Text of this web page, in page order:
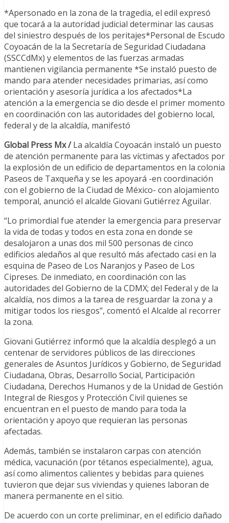
*Apersonado en la zona de la tragedia, el edil expresó
que tocará a la autoridad judicial determinar las causas
del siniestro después de los peritajes*Personal de Escudo
Coyoacán de la la Secretaría de Seguridad Ciudadana
(SSCCdMx) y elementos de las fuerzas armadas
mantienen vigilancia permanente *Se instaló puesto de
mando para atender necesidades primarias, así como
orientación y asesoría jurídica a los afectados*La
atención a la emergencia se dio desde el primer momento
en coordinación con las autoridades del gobierno local,
federal y de la alcaldía, manifestó
Global Press Mx /La alcaldía Coyoacán instaló un puesto
de atención permanente para las víctimas y afectados por
la explosión de un edificio de departamentos en la colonia
Paseos de Taxqueña y se les apoyará -en coordinación
con el gobierno de la Ciudad de México- con alojamiento
temporal, anunció el alcalde Giovani Gutiérrez Aguilar.
“Lo primordial fue atender la emergencia para preservar
la vida de todas y todos en esta zona en donde se
desalojaron a unas dos mil 500 personas de cinco
edificios aledaños al que resultó más afectado casi en la
esquina de Paseo de Los Naranjos y Paseo de Los
Cipreses. De inmediato, en coordinación con las
autoridades del Gobierno de la CDMX; del Federal y de la
alcaldía, nos dimos a la tarea de resguardar la zona y a
mitigar todos los riesgos”, comentó el Alcalde al recorrer
la zona.
Giovani Gutiérrez informó que la alcaldía desplegó a un
centenar de servidores públicos de las direcciones
generales de Asuntos Jurídicos y Gobierno, de Seguridad
Ciudadana, Obras, Desarrollo Social, Participación
Ciudadana, Derechos Humanos y de la Unidad de Gestión
Integral de Riesgos y Protección Civil quienes se
encuentran en el puesto de mando para toda la
orientación y apoyo que requieran las personas
afectadas.
Además, también se instalaron carpas con atención
médica, vacunación (por tétanos especialmente), agua,
así como alimentos calientes y bebidas para quienes
tuvieron que dejar sus viviendas y quienes laboran de
manera permanente en el sitio.
De acuerdo con un corte preliminar, en el edificio dañado